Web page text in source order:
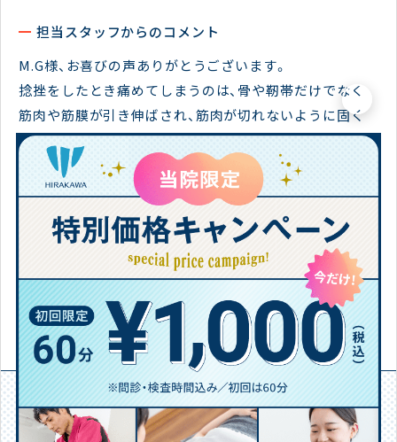
施術院
担当スタッフからのコメント
M.G様、お喜びの声ありがとうございます。
捻挫をしたとき痛めてしまうのは、骨や靭帯だけでなく
筋肉や筋膜が引き伸ばされ、筋肉が切れないように固く
縮こまります。この固くなった筋肉を柔らかくするため
には血流を改善することが重要です。痛みのない生活に
はやく取り戻すためにセルフケアを行っていきましょう！
今後も何か不安なことがありましたらお気軽にご相談く
ださい。
【免責事項】お客様個人の感想であり効果・効能を保証するもので
はありません
×